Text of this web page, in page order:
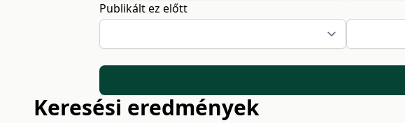
Publikált ez előtt
Keresési eredmények